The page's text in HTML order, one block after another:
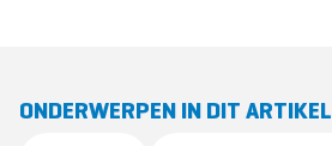
ONDERWERPEN IN DIT ARTIKEL